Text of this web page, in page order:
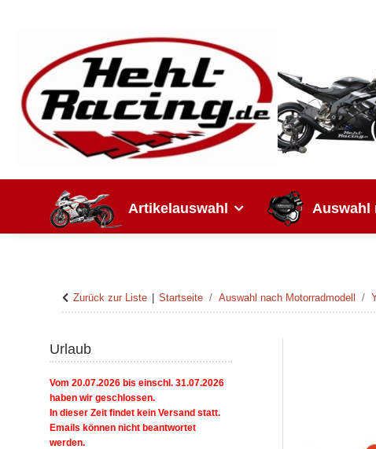
Artikelauswahl Auswahl
Zurück zur Liste Startseite Auswahl nach Motorradmodell
Urlaub
Vom 20.07.2026 bis einschl. 31.07.2026
haben wir geschlossen.
In dieser Zeit findet kein Versand statt.
Emails können nicht beantwortet
werden.